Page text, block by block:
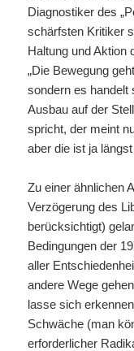
Diagnostiker des
schärfsten Kritiker
Haltung und Aktion
„Die Bewegung
sondern es handelt
Ausbau auf der
spricht, der meint
aber die ist ja
Zu einer ähnlichen
Verzögerung des
berücksichtigt)
Bedingungen der
aller
andere Wege
lasse sich
Schwäche (man
erforderlicher